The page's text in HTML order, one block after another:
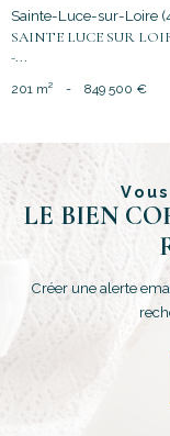
Sainte-Luce-sur-Loire
SAINTE LUCE SUR
-...
201 m² - 849 500 €
LE BIEN
Créer une alerte